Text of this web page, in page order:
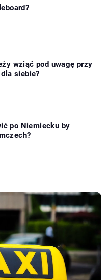
wziąć pod uwagę przy
siebie?
po Niemiecku by